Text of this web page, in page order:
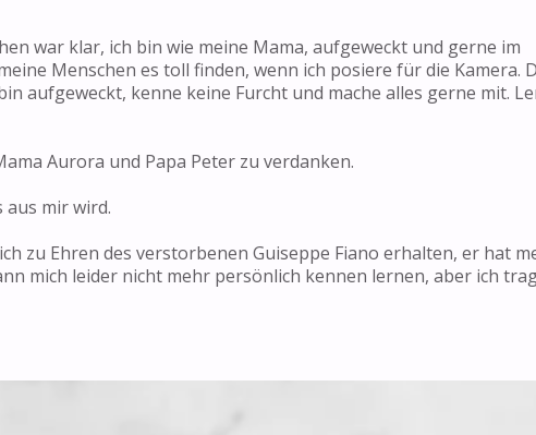
war klar, ich bin wie meine Mama, aufgeweckt und gerne im
Menschen es toll finden, wenn ich posiere für die Kamera.
aufgeweckt, kenne keine Furcht und mache alles gerne mit.
Aurora und Papa Peter zu verdanken.
aus mir wird.
zu Ehren des verstorbenen Guiseppe Fiano erhalten, er hat
mich leider nicht mehr persönlich kennen lernen, aber ich